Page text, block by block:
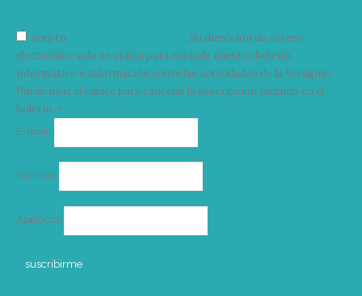
Acepto
Su dirección de correo
electrónico solo se utiliza para enviarle nuestro boletín
informativo e información sobre las actividades de la Vorágine.
Puede usar el enlace para cancelar la suscripción incluido en el
boletín. >
E-mail*
Nombre
Apellidos